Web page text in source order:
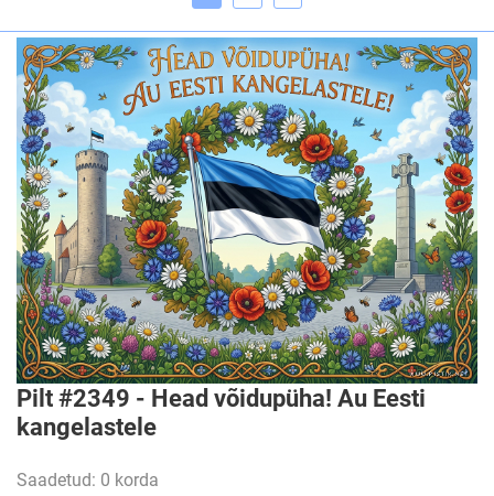
Pilt #2349 - Head võidupüha! Au Eesti
kangelastele
Saadetud: 0 korda